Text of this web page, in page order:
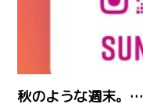
秋のような週末。…